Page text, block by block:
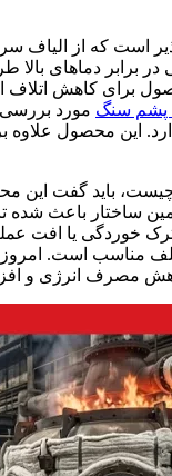
است که از الیاف
برابر دماهای
برای کاهش اتلاف
پشم سنگ مورد بررسی
دارد. این محصول
چیست، باید گفت
ساختار باعث
خوردگی یا افت
مناسب است.